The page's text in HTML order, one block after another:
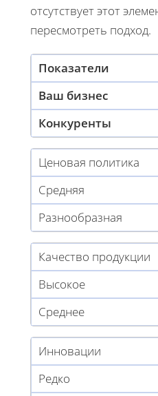
отсутствует этот
пересмотреть подход.
Показатели
Ваш бизнес
Конкуренты
Ценовая политика
Средняя
Разнообразная
Качество продукции
Высокое
Среднее
Инновации
Редко